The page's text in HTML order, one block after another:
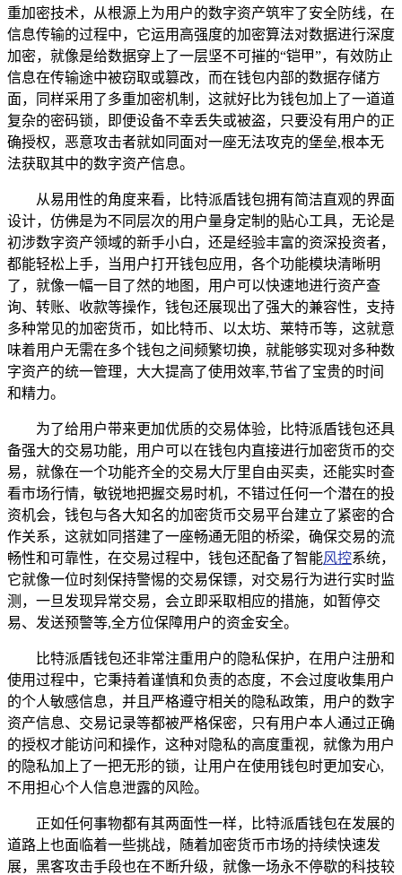
重加密技术，从根源上为用户的数字资产筑牢了安全防线，在
信息传输的过程中，它运用高强度的加密算法对数据进行深度
加密，就像是给数据穿上了一层坚不可摧的“铠甲”，有效防止
信息在传输途中被窃取或篡改，而在钱包内部的数据存储方
面，同样采用了多重加密机制，这就好比为钱包加上了一道道
复杂的密码锁，即便设备不幸丢失或被盗，只要没有用户的正
确授权，恶意攻击者就如同面对一座无法攻克的堡垒,根本无
法获取其中的数字资产信息。
从易用性的角度来看，比特派盾钱包拥有简洁直观的界面
设计，仿佛是为不同层次的用户量身定制的贴心工具，无论是
初涉数字资产领域的新手小白，还是经验丰富的资深投资者，
都能轻松上手，当用户打开钱包应用，各个功能模块清晰明
了，就像一幅一目了然的地图，用户可以快速地进行资产查
询、转账、收款等操作，钱包还展现出了强大的兼容性，支持
多种常见的加密货币，如比特币、以太坊、莱特币等，这就意
味着用户无需在多个钱包之间频繁切换，就能够实现对多种数
字资产的统一管理，大大提高了使用效率,节省了宝贵的时间
和精力。
为了给用户带来更加优质的交易体验，比特派盾钱包还具
备强大的交易功能，用户可以在钱包内直接进行加密货币的交
易，就像在一个功能齐全的交易大厅里自由买卖，还能实时查
看市场行情，敏锐地把握交易时机，不错过任何一个潜在的投
资机会，钱包与各大知名的加密货币交易平台建立了紧密的合
作关系，这就如同搭建了一座畅通无阻的桥梁，确保交易的流
畅性和可靠性，在交易过程中，钱包还配备了智能风控系统，
它就像一位时刻保持警惕的交易保镖，对交易行为进行实时监
测，一旦发现异常交易，会立即采取相应的措施，如暂停交
易、发送预警等,全方位保障用户的资金安全。
比特派盾钱包还非常注重用户的隐私保护，在用户注册和
使用过程中，它秉持着谨慎和负责的态度，不会过度收集用户
的个人敏感信息，并且严格遵守相关的隐私政策，用户的数字
资产信息、交易记录等都被严格保密，只有用户本人通过正确
的授权才能访问和操作，这种对隐私的高度重视，就像为用户
的隐私加上了一把无形的锁，让用户在使用钱包时更加安心,
不用担心个人信息泄露的风险。
正如任何事物都有其两面性一样，比特派盾钱包在发展的
道路上也面临着一些挑战，随着加密货币市场的持续快速发
展，黑客攻击手段也在不断升级，就像一场永不停歇的科技较